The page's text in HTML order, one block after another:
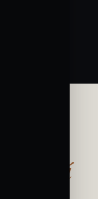
zůstávají